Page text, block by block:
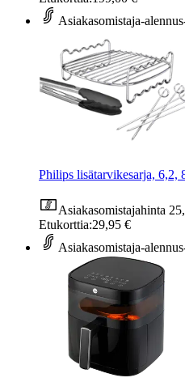
Asiakasomistaja-alennus
Philips lisätarvikesarja, 6,2,
Asiakasomistajahinta
Etukorttia:29,95 €
Asiakasomistaja-alennus